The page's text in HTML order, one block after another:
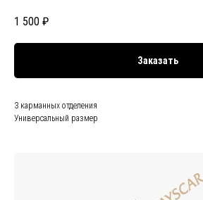
1 500 ₽
Заказать
3 карманных отделения
Универсальный размер